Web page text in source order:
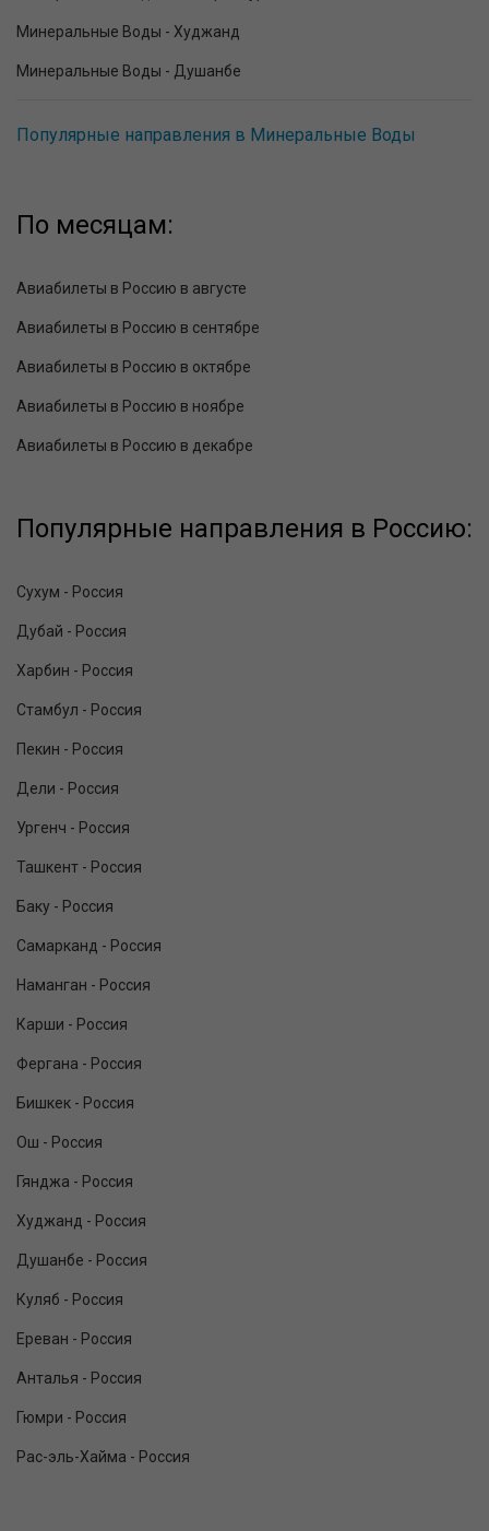
Минеральные Воды - Худжанд
Минеральные Воды - Душанбе
Популярные направления в Минеральные Воды
По месяцам:
Авиабилеты в Россию в августе
Авиабилеты в Россию в сентябре
Авиабилеты в Россию в октябре
Авиабилеты в Россию в ноябре
Авиабилеты в Россию в декабре
Популярные направления в Россию:
Сухум - Россия
Дубай - Россия
Харбин - Россия
Стамбул - Россия
Пекин - Россия
Дели - Россия
Ургенч - Россия
Ташкент - Россия
Баку - Россия
Самарканд - Россия
Наманган - Россия
Карши - Россия
Фергана - Россия
Бишкек - Россия
Ош - Россия
Гянджа - Россия
Худжанд - Россия
Душанбе - Россия
Куляб - Россия
Ереван - Россия
Анталья - Россия
Гюмри - Россия
Рас-эль-Хайма - Россия